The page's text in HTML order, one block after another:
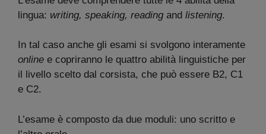
lingua: writing, speaking, reading and listening.
In tal caso anche gli esami si svolgono interamente
online e copriranno le quattro abilità linguistiche per
il livello scelto dal corsista, che può essere B2, C1
e C2.
L’esame è composto da due moduli: uno scritto e